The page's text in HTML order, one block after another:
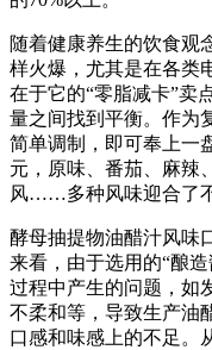
随着健康养生的饮食观
样火爆，尤其是在各类
在于它的“零脂减卡”卖
量之间找到平衡。作为
简单调制，即可奉上一
元，原味、番茄、麻辣
风……多种风味迎合了
酵母抽提物油醋汁风味
来看，由于选用的“酿
过程中产生的问题，如
不柔和等，导致生产油
口感和味感上的不足。